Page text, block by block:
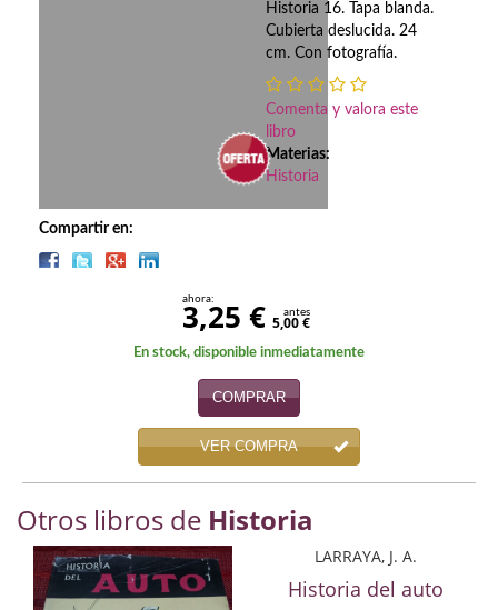
Cuentos y relatos
Deportes
Enciclopedias
Ensayo
Compartir en:
Historia 16. Tapa blanda.
Cubierta deslucida. 24
cm. Con fotografía.
Comenta y valora este
libro
Materias:
Historia
ahora:
3,25 € antes
5,00 €
En stock, disponible inmediatamente
COMPRAR
VER COMPRA
Otros libros de Historia
LARRAYA, J. A.
Historia del auto